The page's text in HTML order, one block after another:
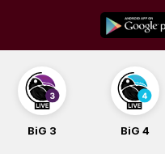
content
BiG 3 BiG 4